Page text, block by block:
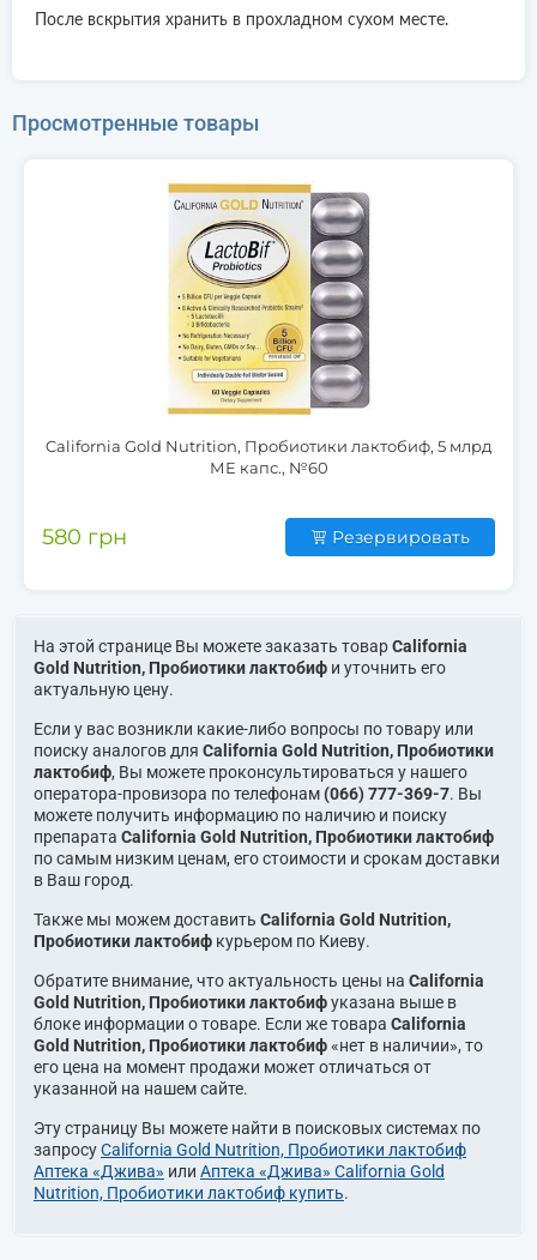
После вскрытия хранить в прохладном сухом месте.
Просмотренные товары
California Gold Nutrition, Пробиотики лактобиф, 5 млрд
МЕ капс., №60
Резервировать
580 грн
На этой странице Вы можете заказать товарCalifornia
Gold Nutrition, Пробиотики лактобиф и уточнить его
актуальную цену.
Если у вас возникли какие-либо вопросы по товару или
поиску аналогов для California Gold Nutrition, Пробиотики
лактобиф, Вы можете проконсультироваться у нашего
оператора-провизора по телефонам (066) 777-369-7. Вы
можете получить информацию по наличию и поиску
препарата California Gold Nutrition, Пробиотики лактобиф
по самым низким ценам, его стоимости и срокам доставки
в Ваш город.
Также мы можем доставить California Gold Nutrition,
Пробиотики лактобиф курьером по Киеву.
Обратите внимание, что актуальность цены на California
Gold Nutrition, Пробиотики лактобифуказана выше в
блоке информации о товаре. Если же товара California
Gold Nutrition, Пробиотики лактобиф«нет в наличии», то
его цена на момент продажи может отличаться от
указанной на нашем сайте.
Эту страницу Вы можете найти в поисковых системах по
запросуCalifornia Gold Nutrition, Пробиотики лактобиф
Аптека «Джива» или Аптека «Джива» California Gold
Nutrition, Пробиотики лактобиф купить.